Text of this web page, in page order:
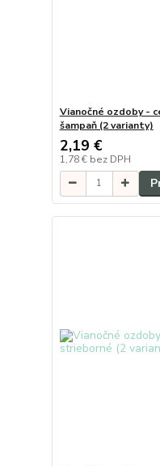
Vianočné ozdoby -
šampaň (2 varianty)
2,19 €
1,78 € bez DPH